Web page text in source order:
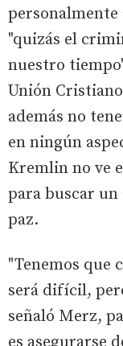
"quizás el
nuestro
Unión
además no
en ningún
Kremlin no ve
para buscar
paz.
"Tenemos que
será difícil,
señaló Merz,